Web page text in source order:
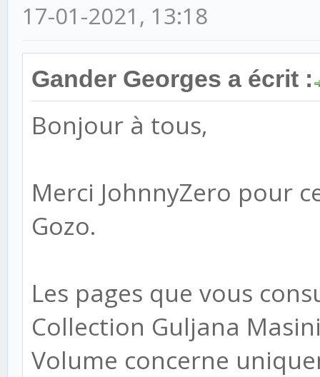
17-01-2021, 13:18
Gander Georges a écrit :
Bonjour à tous,
Merci JohnnyZero pour
Gozo.
Les pages que vous
Collection Guljana
Volume concerne